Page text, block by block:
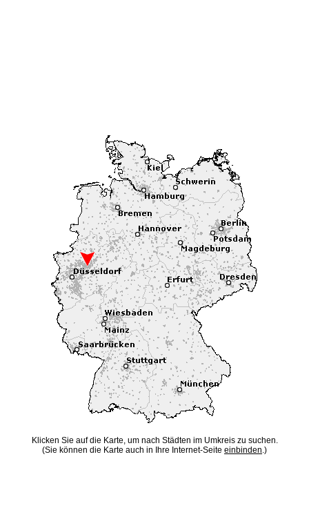
Klicken Sie auf die Karte, um nach Städten im Umkreis zu suchen.
(Sie können die Karte auch in Ihre Internet-Seite einbinden.)